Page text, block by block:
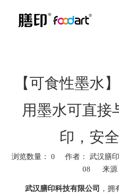
首页 新闻资讯 » 新闻资讯
【可食性墨水
用墨水可直接
印，安
浏览数量： 0 作者： 武汉膳
08 来源
武汉膳印科技有限公司 ，拥